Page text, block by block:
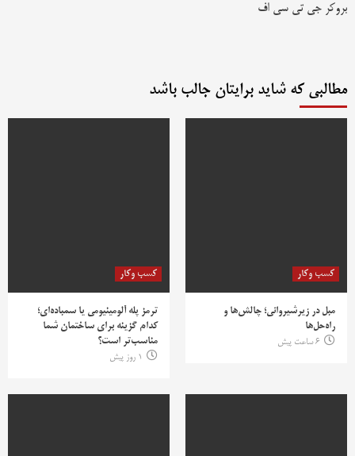
بروکر جی تی سی اف
مطالبی که شاید برایتان جالب باشد
کسب وکار
مبل در زیرشیروانی؛ چالش‌ها و
راه‌حل‌ها
6 ساعت پیش
کسب وکار
ترمز پله آلومینیومی یا سمباده‌ای؛
کدام گزینه برای ساختمان شما
مناسب‌تر است؟
1 روز پیش